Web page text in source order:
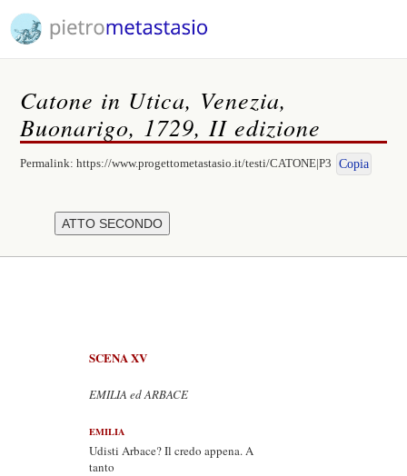
Catone in Utica, Venezia,
Buonarigo, 1729, II edizione
Permalink:https://www.progettometastasio.it/testi/CATONE|P3 Copia
SCENA XV
EMILIA ed ARBACE
EMILIA
Udisti Arbace? Il credo appena. A
tanto